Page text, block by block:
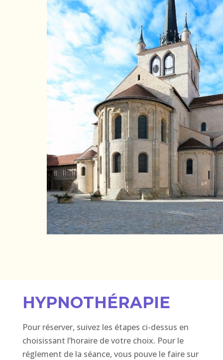
HYPNOTHÉRAPIE
Pour réserver, suivez les étapes ci-dessus en
choisissant l’horaire de votre choix. Pour le
réglement de la séance, vous pouve le faire sur